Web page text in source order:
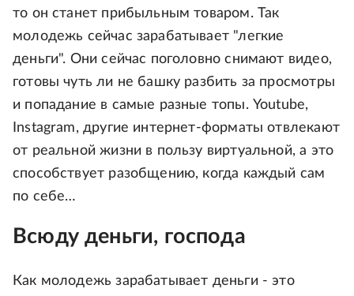
то он станет прибыльным товаром. Так
молодежь сейчас зарабатывает "легкие
деньги". Они сейчас поголовно снимают видео,
готовы чуть ли не башку разбить за просмотры
и попадание в самые разные топы. Youtube,
Instagram, другие интернет-форматы отвлекают
от реальной жизни в пользу виртуальной, а это
способствует разобщению, когда каждый сам
по себе…
Всюду деньги, господа
Как молодежь зарабатывает деньги - это